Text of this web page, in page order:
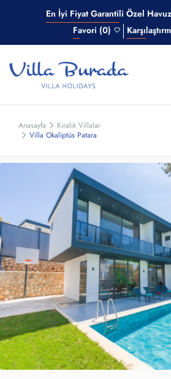
En İyi Fiyat Garantili Özel
Favori (0)
Anasayfa
Kiralık Villalar
Villa Okaliptüs Patara